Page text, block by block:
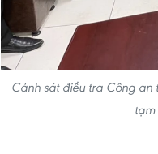
Cảnh sát điều tra Công an
tạm